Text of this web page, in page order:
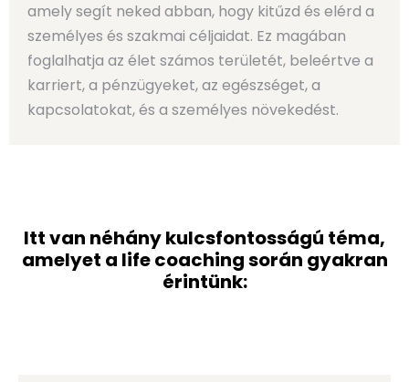
amely segít neked abban, hogy kitűzd és elérd a
személyes és szakmai céljaidat. Ez magában
foglalhatja az élet számos területét, beleértve a
karriert, a pénzügyeket, az egészséget, a
kapcsolatokat, és a személyes növekedést.
Itt van néhány kulcsfontosságú téma,
amelyet a life coaching során gyakran
érintünk: